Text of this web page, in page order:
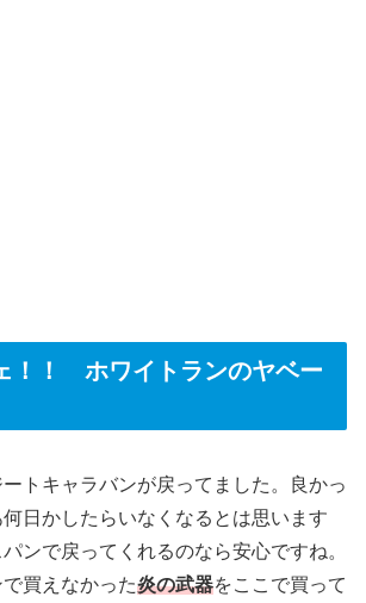
！！ ホワイトランのヤベー
トキャラバンが戻ってました。良かっ
日かしたらいなくなるとは思います
ンで戻ってくれるのなら安心ですね。
買えなかった炎の武器をここで買って